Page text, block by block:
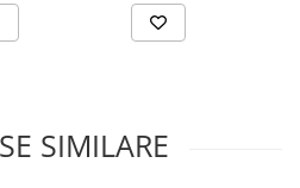
SIMILARE